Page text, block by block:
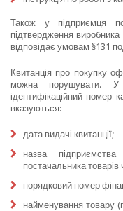
Також у підприємця
підтвердження
відповідає умовам §131
Квитанція про покупку
можна порушувати. У
ідентифікаційний номер
вказуються:
дата видачі квитанції;
назва
постачальника товарів
порядковий номер
найменування товару